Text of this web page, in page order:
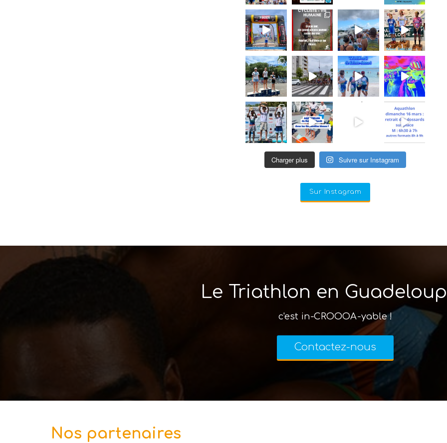
Charger plus Suivre sur Instagram
Sur Instagram
Le Triathlon en
c'est in-CROOOA-yable !
Contactez-nous
Nos partenaires